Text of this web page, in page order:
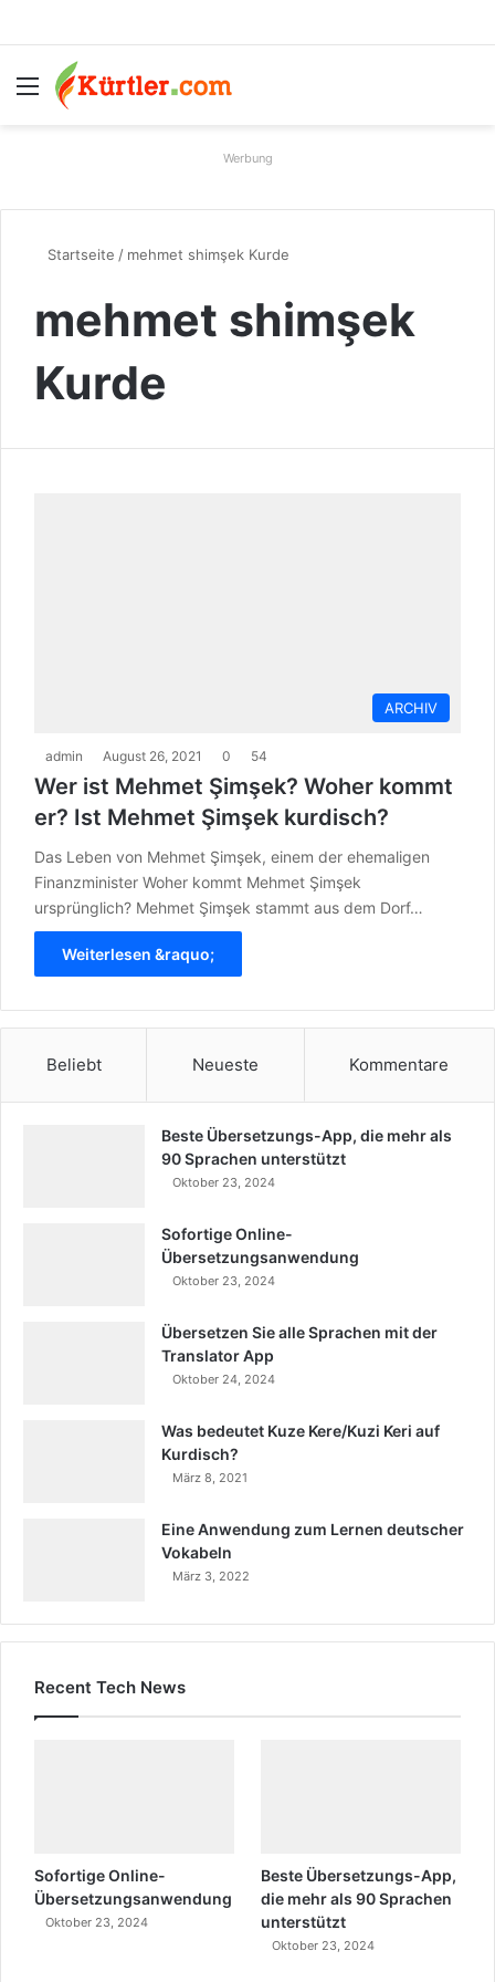
Menü
Werbung
Startseite / mehmet shimşek Kurde
mehmet shimşek
Kurde
ARCHIV
admin August 26, 2021 0 54
Wer ist Mehmet Şimşek? Woher kommt
er? Ist Mehmet Şimşek kurdisch?
Das Leben von Mehmet Şimşek, einem der ehemaligen
Finanzminister Woher kommt Mehmet Şimşek
ursprünglich? Mehmet Şimşek stammt aus dem Dorf…
Weiterlesen &raquo;
Beliebt Neueste Kommentare
Beste Übersetzungs-App, die mehr als
90 Sprachen unterstützt
Oktober 23, 2024
Sofortige Online-
Übersetzungsanwendung
Oktober 23, 2024
Übersetzen Sie alle Sprachen mit der
Translator App
Oktober 24, 2024
Was bedeutet Kuze Kere/Kuzi Keri auf
Kurdisch?
März 8, 2021
Eine Anwendung zum Lernen deutscher
Vokabeln
März 3, 2022
Recent Tech News
Sofortige Online-
Übersetzungsanwendung
Oktober 23, 2024
Beste Übersetzungs-App,
die mehr als 90 Sprachen
unterstützt
Oktober 23, 2024